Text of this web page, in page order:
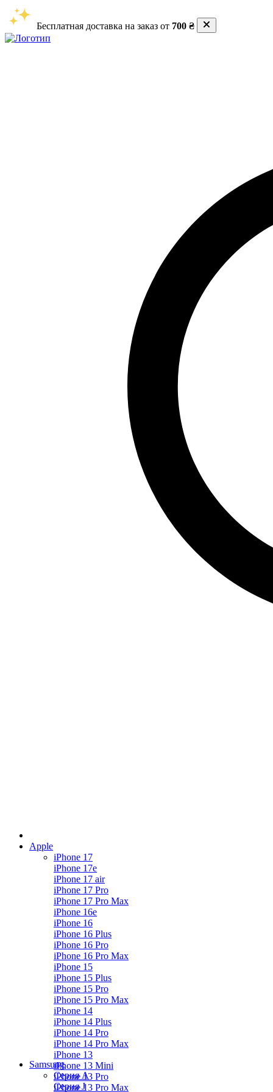
Бесплатная доставка на заказ от 700 ₴
Apple
iPhone 17
iPhone 17e
iPhone 17 air
iPhone 17 Pro
iPhone 17 Pro Max
iPhone 16e
iPhone 16
iPhone 16 Plus
iPhone 16 Pro
iPhone 16 Pro Max
iPhone 15
iPhone 15 Plus
iPhone 15 Pro
iPhone 15 Pro Max
iPhone 14
iPhone 14 Plus
iPhone 14 Pro
iPhone 14 Pro Max
iPhone 13
iPhone 13 Mini
iPhone 13 Pro
iPhone 13 Pro Max
Samsung
Серия А
Серия J